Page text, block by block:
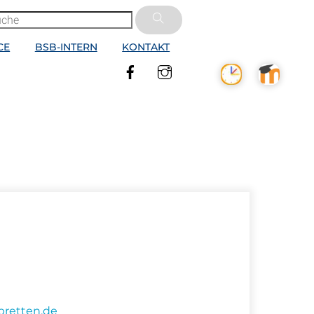
BSB-INTERN KONTAKT
FacebookInstagram